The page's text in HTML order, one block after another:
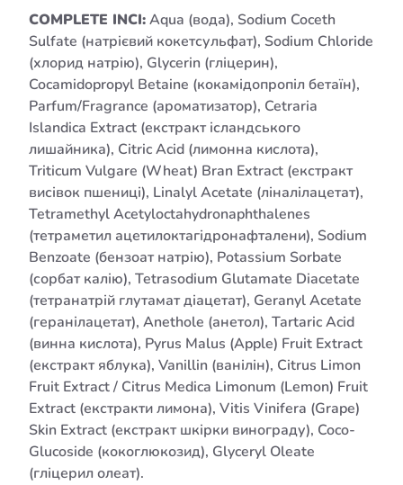
COMPLETE INCI:Aqua (вода), Sodium Coceth
Sulfate (натрієвий кокетсульфат), Sodium Chloride
(хлорид натрію), Glycerin (гліцерин),
Cocamidopropyl Betaine (кокамідопропіл бетаїн),
Parfum/Fragrance (ароматизатор), Cetraria
Islandica Extract (екстракт ісландського
лишайника), Citric Acid (лимонна кислота),
Triticum Vulgare (Wheat) Bran Extract (екстракт
висівок пшениці), Linalyl Acetate (ліналілацетат),
Tetramethyl Acetyloctahydronaphthalenes
(тетраметил ацетилоктагідронафталени), Sodium
Benzoate (бензоат натрію), Potassium Sorbate
(сорбат калію), Tetrasodium Glutamate Diacetate
(тетранатрій глутамат діацетат), Geranyl Acetate
(геранілацетат), Anethole (анетол), Tartaric Acid
(винна кислота), Pyrus Malus (Apple) Fruit Extract
(екстракт яблука), Vanillin (ванілін), Citrus Limon
Fruit Extract / Citrus Medica Limonum (Lemon) Fruit
Extract (екстракти лимона), Vitis Vinifera (Grape)
Skin Extract (екстракт шкірки винограду), Coco-
Glucoside (кокоглюкозид), Glyceryl Oleate
(гліцерил олеат).